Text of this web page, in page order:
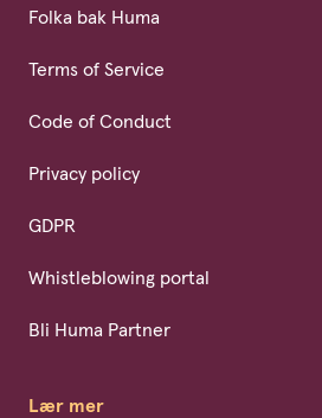
Folka bak Huma
Terms of Service
Code of Conduct
Privacy policy
GDPR
Whistleblowing portal
Bli Huma Partner
Lær mer